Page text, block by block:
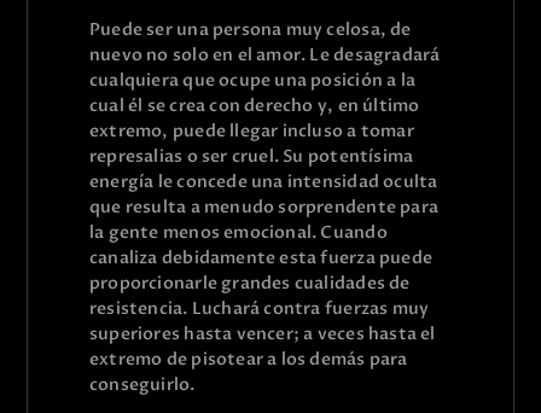
Puede ser una persona muy celosa, de
nuevo no solo en el amor. Le desagradará
cualquiera que ocupe una posición a la
cual él se crea con derecho y, en último
extremo, puede llegar incluso a tomar
represalias o ser cruel. Su potentísima
energía le concede una intensidad oculta
que resulta a menudo sorprendente para
la gente menos emocional. Cuando
canaliza debidamente esta fuerza puede
proporcionarle grandes cualidades de
resistencia. Luchará contra fuerzas muy
superiores hasta vencer; a veces hasta el
extremo de pisotear a los demás para
conseguirlo.